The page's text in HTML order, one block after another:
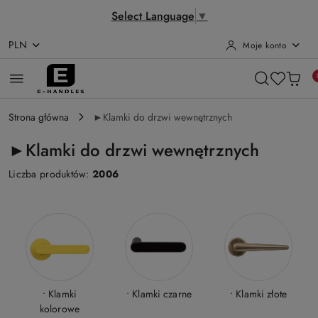
Select Language ▼
Przejdź do treści głównej
Przejdź do wyszukiwarki
Przejdź do moje konto
Przejdź do menu głównego
Przejdź do stopki
PLN Moje konto
Strona główna ►Klamki do drzwi wewnętrznych
►Klamki do drzwi wewnętrznych
Liczba produktów:2006
• Klamki
kolorowe
• Klamki czarne • Klamki złote